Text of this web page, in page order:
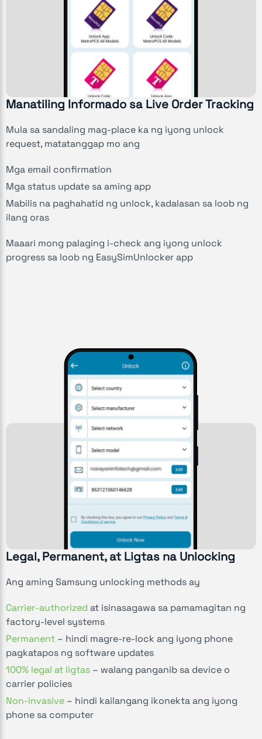
Manatiling Informado sa Live Order Tracking
Mula sa sandaling mag-place ka ng iyong unlock
request, matatanggap mo ang
Mga email confirmation
Mga status update sa aming app
Mabilis na paghahatid ng unlock, kadalasan sa loob ng
ilang oras
Maaari mong palaging i-check ang iyong unlock
progress sa loob ng EasySimUnlocker app
Legal, Permanent, at Ligtas na Unlocking
Ang aming Samsung unlocking methods ay
Carrier-authorized at isinasagawa sa pamamagitan ng
factory-level systems
Permanent – hindi magre-re-lock ang iyong phone
pagkatapos ng software updates
100% legal at ligtas – walang panganib sa device o
carrier policies
Non-invasive – hindi kailangang ikonekta ang iyong
phone sa computer